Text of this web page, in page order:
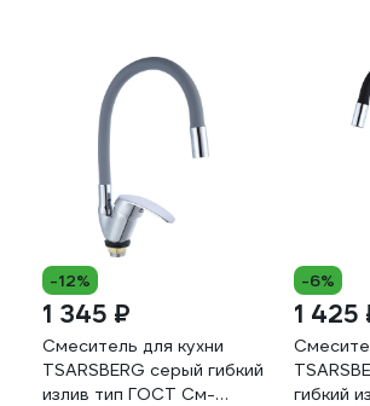
-12%
1 345 ₽
Смеситель для кухни
TSARSBERG серый гибкий
излив тип ГОСТ См-
-6%
1 425
гибкий